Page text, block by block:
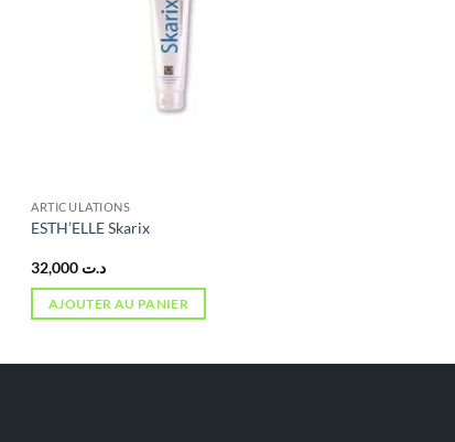
ARTICULATIONS
ESTH’ELLE Skarix
د.ت
AJOUTER AU PANIER